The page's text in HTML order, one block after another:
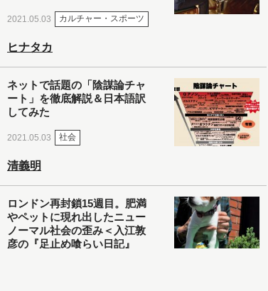
2021.05.03 カルチャー・スポーツ
ヒナタカ
ネットで話題の「陰謀論チャ
ート」を徹底解説＆日本語訳
してみた
2021.05.03 社会
清義明
ロンドン再封鎖15週目。肥満
やペットに現れ出したニュー
ノーマル社会の歪み＜入江敦
彦の『足止め喰らい日記』